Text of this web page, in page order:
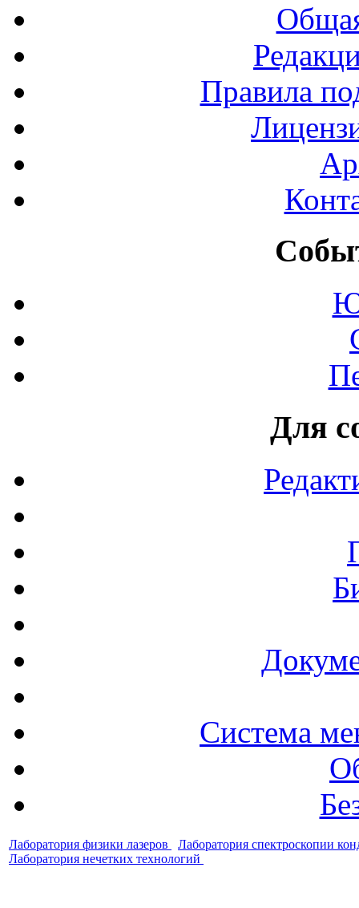
Правила
Для
Система
Лаборатория физики лазеров
Лаборатория спектроскопии
Лаборатория нечетких технологий